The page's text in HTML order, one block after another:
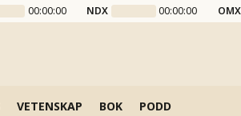
00:00:00 NDX 00:00:00
VETENSKAP BOK PODD